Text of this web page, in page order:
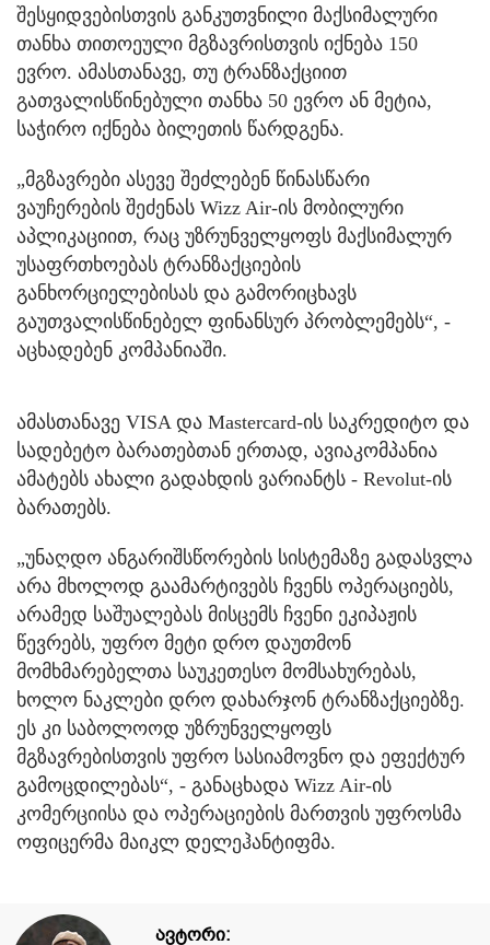
შესყიდვებისთვის განკუთვნილი მაქსიმალური
თანხა თითოეული მგზავრისთვის იქნება 150
ევრო. ამასთანავე, თუ ტრანზაქციით
გათვალისწინებული თანხა 50 ევრო ან მეტია,
საჭირო იქნება ბილეთის წარდგენა.
„მგზავრები ასევე შეძლებენ წინასწარი
ვაუჩერების შეძენას Wizz Air-ის მობილური
აპლიკაციით, რაც უზრუნველყოფს მაქსიმალურ
უსაფრთხოებას ტრანზაქციების
განხორციელებისას და გამორიცხავს
გაუთვალისწინებელ ფინანსურ პრობლემებს“, -
აცხადებენ კომპანიაში.
ამასთანავე VISA და Mastercard-ის საკრედიტო და
სადებეტო ბარათებთან ერთად, ავიაკომპანია
ამატებს ახალი გადახდის ვარიანტს - Revolut-ის
ბარათებს.
„უნაღდო ანგარიშსწორების სისტემაზე გადასვლა
არა მხოლოდ გაამარტივებს ჩვენს ოპერაციებს,
არამედ საშუალებას მისცემს ჩვენი ეკიპაჟის
წევრებს, უფრო მეტი დრო დაუთმონ
მომხმარებელთა საუკეთესო მომსახურებას,
ხოლო ნაკლები დრო დახარჯონ ტრანზაქციებზე.
ეს კი საბოლოოდ უზრუნველყოფს
მგზავრებისთვის უფრო სასიამოვნო და ეფექტურ
გამოცდილებას“, - განაცხადა Wizz Air-ის
კომერციისა და ოპერაციების მართვის უფროსმა
ოფიცერმა მაიკლ დელეჰანტიფმა.
ავტორი: